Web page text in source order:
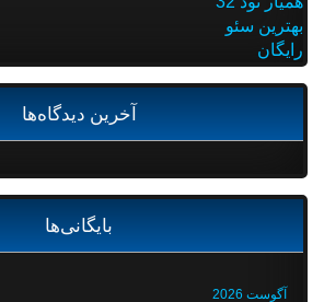
بهترین سئو
رایگان
آخرین دیدگاه‌ها
بایگانی‌ها
آگوست 2026